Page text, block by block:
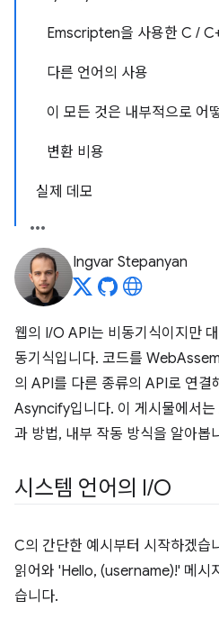
Emscripten을 사용한 C /
다른 언어의 사용
이 모든 것은 내부적으로 어
변환 비용
실제 데모
Ingvar Stepanyan
웹의 I/O API는 비동기식이지만
동기식입니다. 코드를
의 API를 다른 종류의 API로 연결
Asyncify입니다. 이 게시물에서
과 방법, 내부 작동 방식을 알아봅
시스템 언어의 I/O
C의 간단한 예시부터 시작하겠습
읽어와 'Hello, (username)!' 메시
습니다.